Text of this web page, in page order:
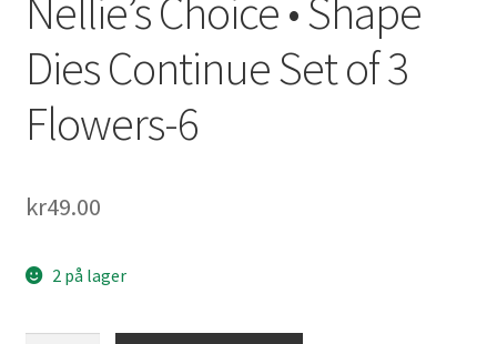
Nellie’s Choice • Shape
Dies Continue Set of 3
Flowers-6
kr49.00
2 på lager